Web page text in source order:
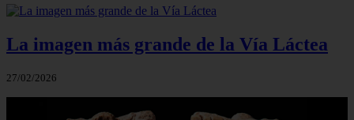
La imagen más grande de la Vía Láctea
27/02/2026